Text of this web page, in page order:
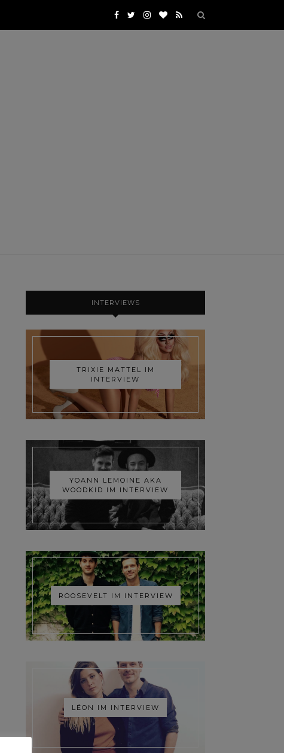
INTERVIEWS
TRIXIE MATTEL IM
INTERVIEW
YOANN LEMOINE AKA
WOODKID IM INTERVIEW
ROOSEVELT IM INTERVIEW
LÉON IM INTERVIEW